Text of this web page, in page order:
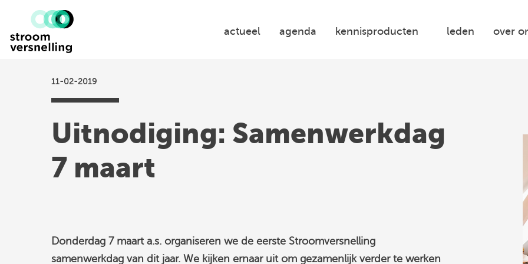
Stroomversnelling
actueel agenda kennisproducten leden over
11-02-2019
Uitnodiging: Samenwerkdag
7 maart
Donderdag 7 maart a.s. organiseren we de eerste Stroomversnelling
samenwerkdag van dit jaar. We kijken ernaar uit om gezamenlijk verder te werken